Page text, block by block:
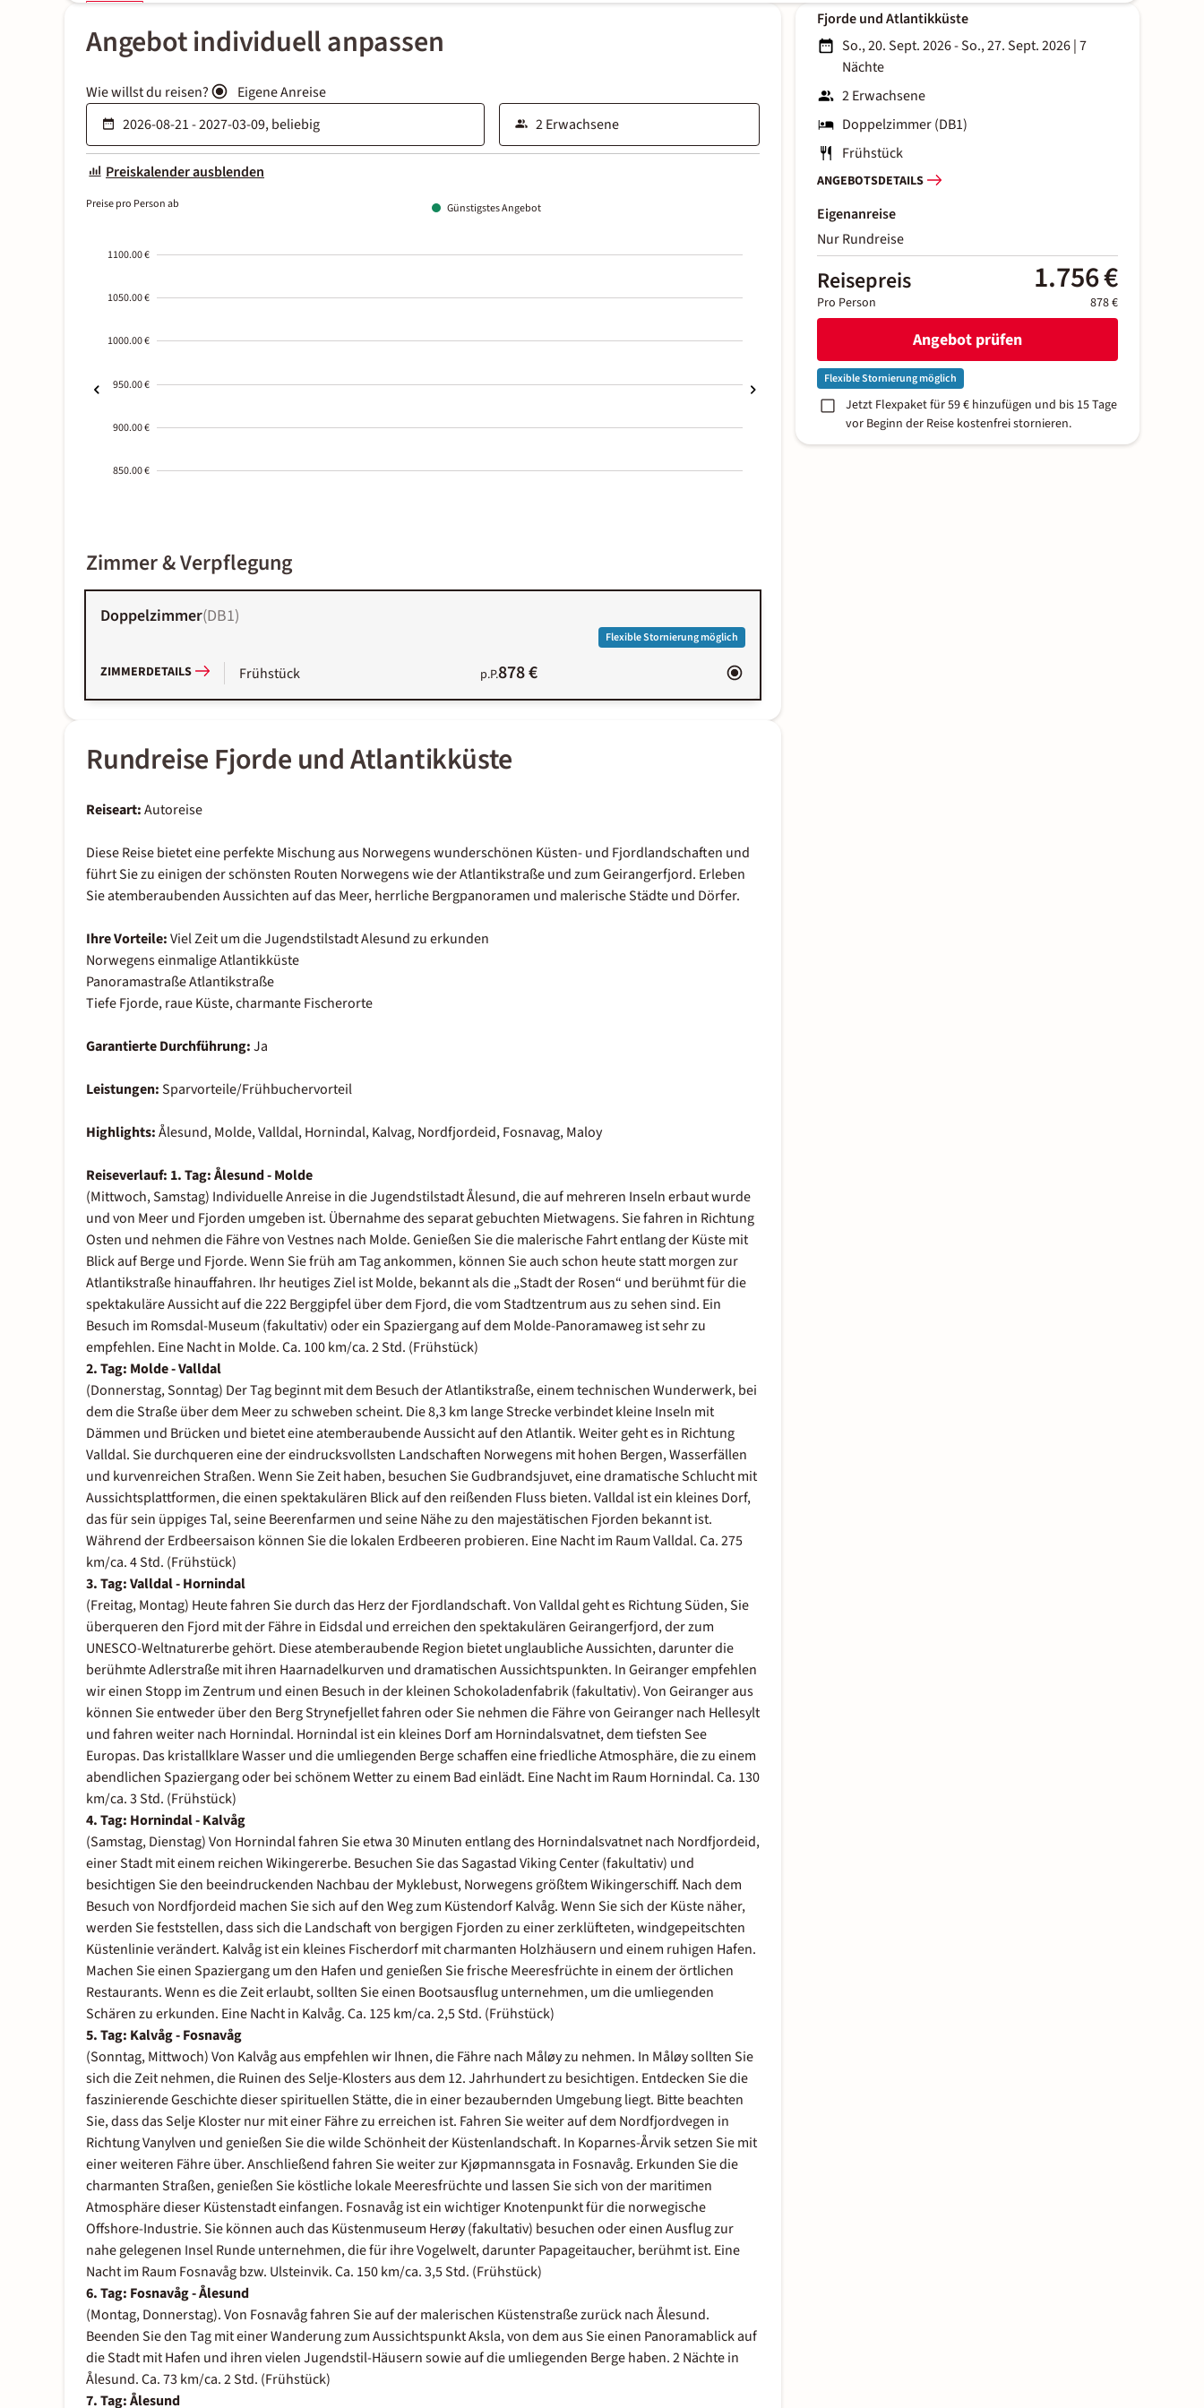
Angebot individuell anpassen
Wie willst du reisen? Eigene Anreise
Preiskalender ausblenden
Preise pro Person ab Günstigstes Angebot
1100.00 €
1050.00 €
1000.00 €
950.00 €
900.00 €
850.00 €
01-02
Zimmer & Verpflegung
Doppelzimmer(DB1)
Flexible Stornierung möglich
ZIMMERDETAILS Frühstück p.P.878 €
Rundreise Fjorde und Atlantikküste
Reiseart:Autoreise
Diese Reise bietet eine perfekte Mischung aus Norwegens wunderschönen Küsten- und Fjordlandschaften und
führt Sie zu einigen der schönsten Routen Norwegens wie der Atlantikstraße und zum Geirangerfjord. Erleben
Sie atemberaubenden Aussichten auf das Meer, herrliche Bergpanoramen und malerische Städte und Dörfer.
Ihre Vorteile:Viel Zeit um die Jugendstilstadt Alesund zu erkunden
Norwegens einmalige Atlantikküste
Panoramastraße Atlantikstraße
Tiefe Fjorde, raue Küste, charmante Fischerorte
Garantierte Durchführung:Ja
Leistungen:Sparvorteile/Frühbuchervorteil
Highlights:Ålesund, Molde, Valldal, Hornindal, Kalvag, Nordfjordeid, Fosnavag, Maloy
Reiseverlauf: 1. Tag: Ålesund - Molde
(Mittwoch, Samstag) Individuelle Anreise in die Jugendstilstadt Ålesund, die auf mehreren Inseln erbaut wurde
und von Meer und Fjorden umgeben ist. Übernahme des separat gebuchten Mietwagens. Sie fahren in Richtung
Osten und nehmen die Fähre von Vestnes nach Molde. Genießen Sie die malerische Fahrt entlang der Küste mit
Blick auf Berge und Fjorde. Wenn Sie früh am Tag ankommen, können Sie auch schon heute statt morgen zur
Atlantikstraße hinauffahren. Ihr heutiges Ziel ist Molde, bekannt als die „Stadt der Rosen“ und berühmt für die
spektakuläre Aussicht auf die 222 Berggipfel über dem Fjord, die vom Stadtzentrum aus zu sehen sind. Ein
Besuch im Romsdal-Museum (fakultativ) oder ein Spaziergang auf dem Molde-Panoramaweg ist sehr zu
empfehlen. Eine Nacht in Molde. Ca. 100 km/ca. 2 Std. (Frühstück)
2. Tag: Molde - Valldal
(Donnerstag, Sonntag) Der Tag beginnt mit dem Besuch der Atlantikstraße, einem technischen Wunderwerk, bei
dem die Straße über dem Meer zu schweben scheint. Die 8,3 km lange Strecke verbindet kleine Inseln mit
Dämmen und Brücken und bietet eine atemberaubende Aussicht auf den Atlantik. Weiter geht es in Richtung
Valldal. Sie durchqueren eine der eindrucksvollsten Landschaften Norwegens mit hohen Bergen, Wasserfällen
und kurvenreichen Straßen. Wenn Sie Zeit haben, besuchen Sie Gudbrandsjuvet, eine dramatische Schlucht mit
Aussichtsplattformen, die einen spektakulären Blick auf den reißenden Fluss bieten. Valldal ist ein kleines Dorf,
das für sein üppiges Tal, seine Beerenfarmen und seine Nähe zu den majestätischen Fjorden bekannt ist.
Während der Erdbeersaison können Sie die lokalen Erdbeeren probieren. Eine Nacht im Raum Valldal. Ca. 275
km/ca. 4 Std. (Frühstück)
3. Tag: Valldal - Hornindal
(Freitag, Montag) Heute fahren Sie durch das Herz der Fjordlandschaft. Von Valldal geht es Richtung Süden, Sie
überqueren den Fjord mit der Fähre in Eidsdal und erreichen den spektakulären Geirangerfjord, der zum
UNESCO-Weltnaturerbe gehört. Diese atemberaubende Region bietet unglaubliche Aussichten, darunter die
berühmte Adlerstraße mit ihren Haarnadelkurven und dramatischen Aussichtspunkten. In Geiranger empfehlen
wir einen Stopp im Zentrum und einen Besuch in der kleinen Schokoladenfabrik (fakultativ). Von Geiranger aus
können Sie entweder über den Berg Strynefjellet fahren oder Sie nehmen die Fähre von Geiranger nach Hellesylt
und fahren weiter nach Hornindal. Hornindal ist ein kleines Dorf am Hornindalsvatnet, dem tiefsten See
Europas. Das kristallklare Wasser und die umliegenden Berge schaffen eine friedliche Atmosphäre, die zu einem
abendlichen Spaziergang oder bei schönem Wetter zu einem Bad einlädt. Eine Nacht im Raum Hornindal. Ca. 130
km/ca. 3 Std. (Frühstück)
4. Tag: Hornindal - Kalvåg
(Samstag, Dienstag) Von Hornindal fahren Sie etwa 30 Minuten entlang des Hornindalsvatnet nach Nordfjordeid,
einer Stadt mit einem reichen Wikingererbe. Besuchen Sie das Sagastad Viking Center (fakultativ) und
besichtigen Sie den beeindruckenden Nachbau der Myklebust, Norwegens größtem Wikingerschiff. Nach dem
Besuch von Nordfjordeid machen Sie sich auf den Weg zum Küstendorf Kalvåg. Wenn Sie sich der Küste näher,
werden Sie feststellen, dass sich die Landschaft von bergigen Fjorden zu einer zerklüfteten, windgepeitschten
Küstenlinie verändert. Kalvåg ist ein kleines Fischerdorf mit charmanten Holzhäusern und einem ruhigen Hafen.
Machen Sie einen Spaziergang um den Hafen und genießen Sie frische Meeresfrüchte in einem der örtlichen
Restaurants. Wenn es die Zeit erlaubt, sollten Sie einen Bootsausflug unternehmen, um die umliegenden
Schären zu erkunden. Eine Nacht in Kalvåg. Ca. 125 km/ca. 2,5 Std. (Frühstück)
5. Tag: Kalvåg - Fosnavåg
(Sonntag, Mittwoch) Von Kalvåg aus empfehlen wir Ihnen, die Fähre nach Måløy zu nehmen. In Måløy sollten Sie
sich die Zeit nehmen, die Ruinen des Selje-Klosters aus dem 12. Jahrhundert zu besichtigen. Entdecken Sie die
faszinierende Geschichte dieser spirituellen Stätte, die in einer bezaubernden Umgebung liegt. Bitte beachten
Sie, dass das Selje Kloster nur mit einer Fähre zu erreichen ist. Fahren Sie weiter auf dem Nordfjordvegen in
Richtung Vanylven und genießen Sie die wilde Schönheit der Küstenlandschaft. In Koparnes-Årvik setzen Sie mit
einer weiteren Fähre über. Anschließend fahren Sie weiter zur Kjøpmannsgata in Fosnavåg. Erkunden Sie die
charmanten Straßen, genießen Sie köstliche lokale Meeresfrüchte und lassen Sie sich von der maritimen
Atmosphäre dieser Küstenstadt einfangen. Fosnavåg ist ein wichtiger Knotenpunkt für die norwegische
Offshore-Industrie. Sie können auch das Küstenmuseum Herøy (fakultativ) besuchen oder einen Ausflug zur
nahe gelegenen Insel Runde unternehmen, die für ihre Vogelwelt, darunter Papageitaucher, berühmt ist. Eine
Nacht im Raum Fosnavåg bzw. Ulsteinvik. Ca. 150 km/ca. 3,5 Std. (Frühstück)
6. Tag: Fosnavåg - Ålesund
(Montag, Donnerstag). Von Fosnavåg fahren Sie auf der malerischen Küstenstraße zurück nach Ålesund.
Beenden Sie den Tag mit einer Wanderung zum Aussichtspunkt Aksla, von dem aus Sie einen Panoramablick auf
die Stadt mit Hafen und ihren vielen Jugendstil-Häusern sowie auf die umliegenden Berge haben. 2 Nächte in
Ålesund. Ca. 73 km/ca. 2 Std. (Frühstück)
7. Tag: Ålesund
Fjorde und Atlantikküste
So., 20. Sept. 2026 - So., 27. Sept. 2026|7
Nächte
2 Erwachsene
Doppelzimmer (DB1)
Frühstück
ANGEBOTSDETAILS
Eigenanreise
Nur Rundreise
Reisepreis 1.756 €
Pro Person 878 €
Angebot prüfen
Flexible Stornierung möglich
Jetzt Flexpaket für 59 € hinzufügen und bis 15 Tage
vor Beginn der Reise kostenfrei stornieren.